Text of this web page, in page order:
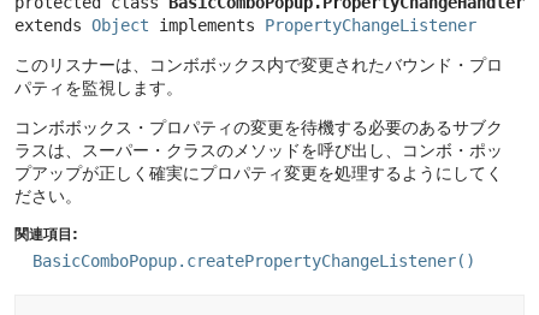
extends Object implements PropertyChangeListener
このリスナーは、コンボボックス内で変更されたバウンド・プロ
パティを監視します。
コンボボックス・プロパティの変更を待機する必要のあるサブク
ラスは、スーパー・クラスのメソッドを呼び出し、コンボ・ポッ
プアップが正しく確実にプロパティ変更を処理するようにしてく
ださい。
関連項目:
BasicComboPopup.createPropertyChangeListener()